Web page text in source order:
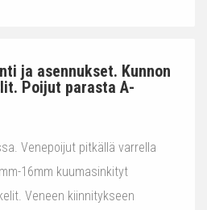
ja asennukset. Kunnon
Poijut parasta A-
Venepoijut pitkällä varrella
16mm kuumasinkityt
Veneen kiinnitykseen